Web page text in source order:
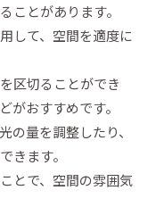
ことがあります。
して、空間を適度に
区切ることができ
がおすすめです。
の量を調整したり、
きます。
とで、空間の雰囲気